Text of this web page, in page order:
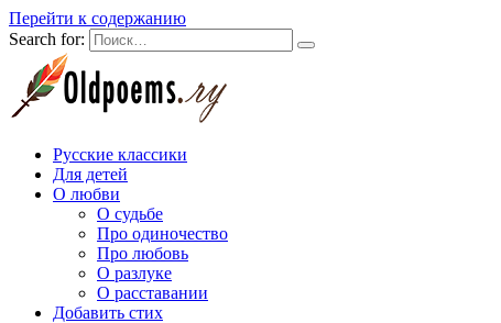
Перейти к содержанию
Search for:
Русские классики
Для детей
О любви
О судьбе
Про одиночество
Про любовь
О разлуке
О расставании
Добавить стих